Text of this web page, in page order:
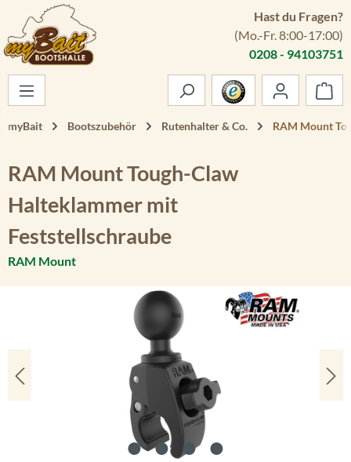
Zum Hauptinhalt springen
Hast du Fragen?
(Mo.-Fr. 8:00-17:00)
0208 - 94103751
myBait Bootszubehör Rutenhalter & Co. RAM Mount
RAM Mount Tough-Claw
Halteklammer mit
Feststellschraube
RAM Mount
Bildergalerie überspringen